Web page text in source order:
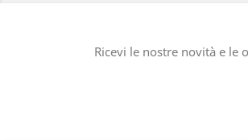
Ricevi le nostre novità e le